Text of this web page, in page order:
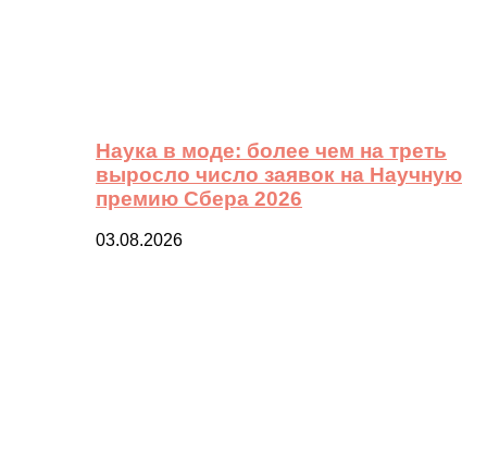
Наука в моде: более чем на треть
выросло число заявок на Научную
премию Сбера 2026
03.08.2026